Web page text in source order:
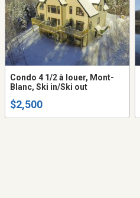
Condo 4 1/2 à louer, Mont-
Blanc, Ski in/Ski out
$2,500